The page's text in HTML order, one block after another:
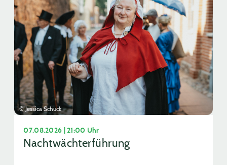
© Jessica Schuck
07.08.2026 | 21:00 Uhr
Nachtwächterführung